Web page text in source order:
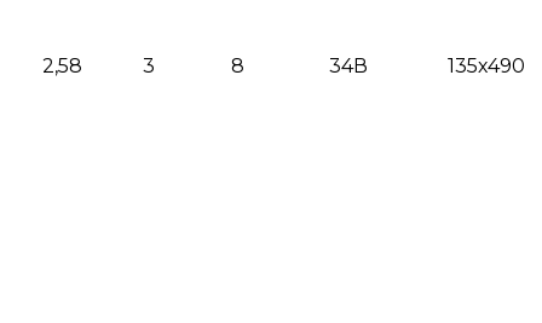
2,58 3 8 34В 135х490